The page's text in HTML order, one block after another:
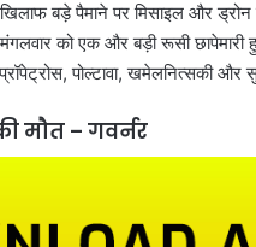
बड़े पैमाने पर मिसाइल और ड्रोन
को एक और बड़ी रूसी छापेमारी
पोल्टावा, खमेलनित्सकी और
मौत – गवर्नर